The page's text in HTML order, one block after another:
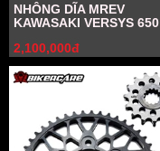
NHÔNG DĨA MREV
KAWASAKI VERSYS 650
2,100,000đ